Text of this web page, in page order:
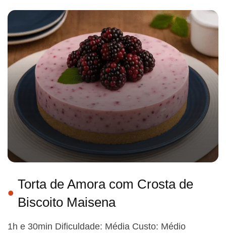
Torta de Amora com Crosta de
Biscoito Maisena
1h e 30min Dificuldade: Média Custo: Médio